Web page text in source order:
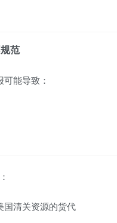
范
能导致：
国清关资源的货代